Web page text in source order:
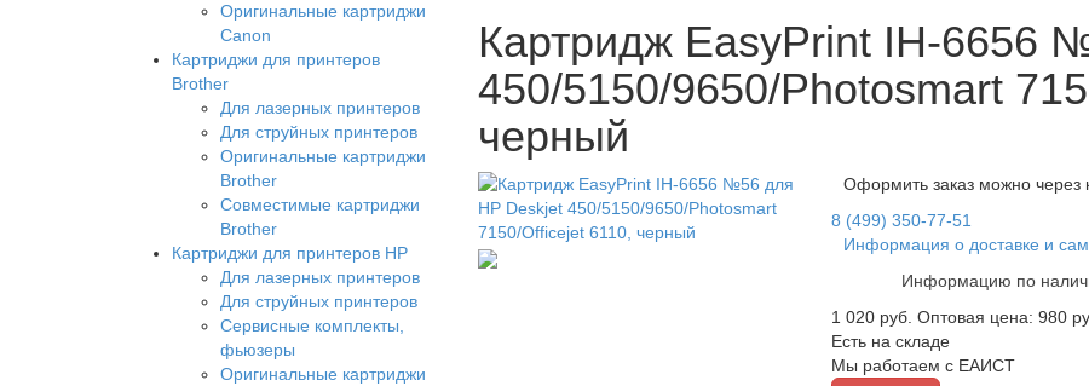
Картридж EasyPrint IH-6656
450/5150/9650/Photosmart
черный
Оформить заказ можно через
8 (499) 350-77-51
Информация о доставке и
Информацию по
1 020 руб. Оптовая цена: 980
Есть на складе
Мы работаем с ЕАИСТ
Оригинальные картриджи
Canon
Картриджи для принтеров
Brother
Для лазерных принтеров
Для струйных принтеров
Оригинальные картриджи
Brother
Совместимые картриджи
Brother
Картриджи для принтеров HP
Для лазерных принтеров
Для струйных принтеров
Сервисные комплекты,
фьюзеры
Оригинальные картриджи